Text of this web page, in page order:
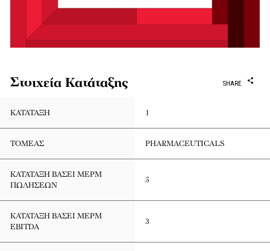
Στοιχεία Κατάταξης SHARE
ΚΑΤΆΤΑΞΗ 1
ΤΟΜΈΑΣ PHARMACEUTICALS
ΚΑΤΆΤΑΞΗ ΒΆΣΕΙ ΜΕΡΜ
ΠΩΛΉΣΕΩΝ
5
ΚΑΤΆΤΑΞΗ ΒΆΣΕΙ ΜΕΡΜ
ΕBITDA
3